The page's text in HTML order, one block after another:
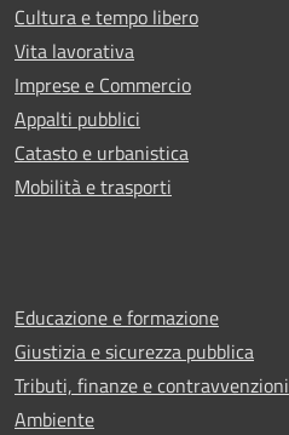
Cultura e tempo libero
Vita lavorativa
Imprese e Commercio
Appalti pubblici
Catasto e urbanistica
Mobilità e trasporti
Educazione e formazione
Giustizia e sicurezza pubblica
Tributi, finanze e contravvenzioni
Ambiente